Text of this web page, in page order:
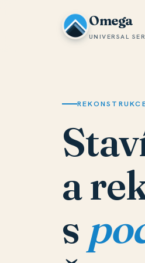
Omega
UNIVERSAL
a
s